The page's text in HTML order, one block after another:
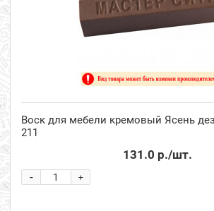
Воск для мебели кремовый Ясень
211
131.0 р./шт.
+
-